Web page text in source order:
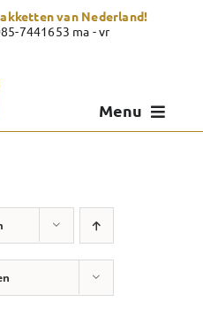
van Nederland!
7441653 ma - vr
Menu